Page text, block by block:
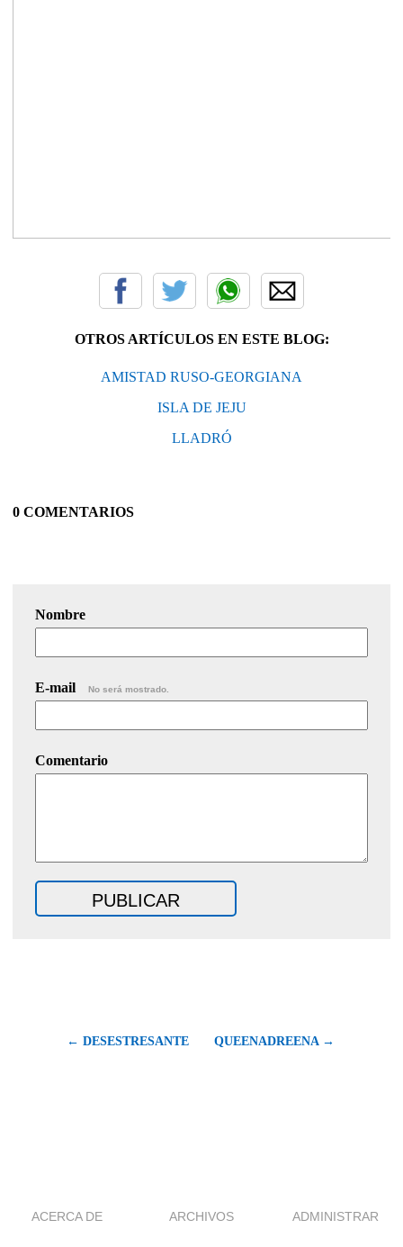
OTROS ARTÍCULOS EN ESTE BLOG:
AMISTAD RUSO-GEORGIANA
ISLA DE JEJU
LLADRÓ
0 COMENTARIOS
Nombre
E-mail No será mostrado.
Comentario
← DESESTRESANTE QUEENADREENA →
ACERCA DE ARCHIVOS ADMINISTRAR